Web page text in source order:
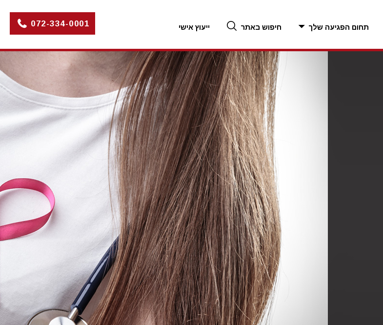
תחום הפגיעה שלך חיפוש באתר ייעוץ אישי 072-334-0001